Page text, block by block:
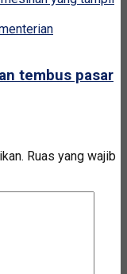
tembus pasar
Ruas yang wajib